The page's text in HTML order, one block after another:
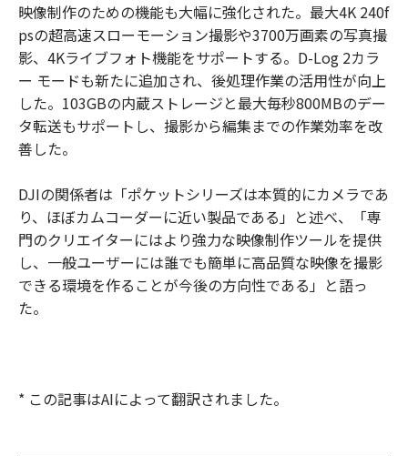
映像制作のための機能も大幅に強化された。最大4K 240f
psの超高速スローモーション撮影や3700万画素の写真撮
影、4Kライブフォト機能をサポートする。D-Log 2カラ
ー モードも新たに追加され、後処理作業の活用性が向上
した。103GBの内蔵ストレージと最大毎秒800MBのデー
タ転送もサポートし、撮影から編集までの作業効率を改
善した。
DJIの関係者は「ポケットシリーズは本質的にカメラであ
り、ほぼカムコーダーに近い製品である」と述べ、「専
門のクリエイターにはより強力な映像制作ツールを提供
し、一般ユーザーには誰でも簡単に高品質な映像を撮影
できる環境を作ることが今後の方向性である」と語っ
た。
* この記事はAIによって翻訳されました。